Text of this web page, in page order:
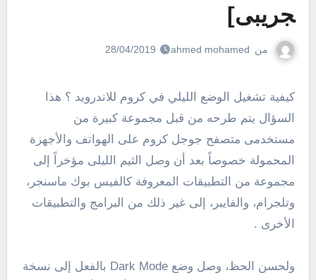
جريبى]
من ahmed mohamed
28/04/2019
كيفية تشغيل الوضع الليلي في كروم للاندرويد ؟ هذا
السؤال يتم طرحه من قبل مجموعة كبيرة من
مستخدمى متصفح جوجل كروم على الهواتف والأجهزة
المحمولة خصوصاً بعد أن وصل الثيم الليلى مؤخراً إلى
مجموعة من التطبيقات المعروفة كالفيس بوك ماسنجر،
وتلجرام، والفايبر، إلى غير ذلك من البرامج والتطبيقات
الأخرى .
ولحسن الحظ، وصل وضع Dark Mode بالفعل إلى نسخة